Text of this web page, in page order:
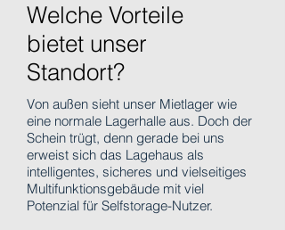
Welche Vorteile
bietet unser
Standort?
Von außen sieht unser Mietlager wie
eine normale Lagerhalle aus. Doch der
Schein trügt, denn gerade bei uns
erweist sich das Lagehaus als
intelligentes, sicheres und vielseitiges
Multifunktionsgebäude mit viel
Potenzial für Selfstorage-Nutzer.